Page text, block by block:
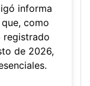
informa
como
registrado
de 2026,